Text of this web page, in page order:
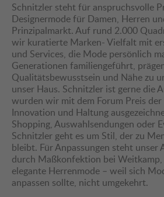
Schnitzler steht für anspruchsvolle
Designermode für Damen, Herren
Prinzipalmarkt. Auf rund 2.000
wir kuratierte Marken- Vielfalt mit
und Services, die Mode persönlich
Generationen familiengeführt,
Qualitätsbewusstsein und Nähe zu
unser Haus. Schnitzler ist gerne die
wurden wir mit dem Forum Preis
Innovation und Haltung
Shopping, Auswahlsendungen oder
Schnitzler geht es um Stil, der zu
bleibt. Für Anpassungen steht unser
durch Maßkonfektion bei
elegante Herrenmode – weil sich
anpassen sollte, nicht umgekehrt.